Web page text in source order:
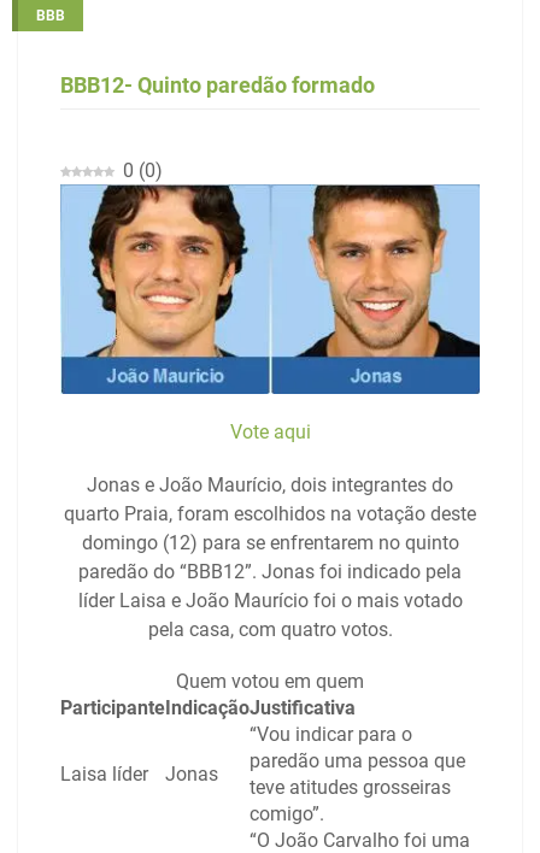
BBB
BBB12- Quinto paredão formado
0 (0)
Vote aqui
Jonas e João Maurício, dois integrantes do
quarto Praia, foram escolhidos na votação deste
domingo (12) para se enfrentarem no quinto
paredão do “BBB12”. Jonas foi indicado pela
líder Laisa e João Maurício foi o mais votado
pela casa, com quatro votos.
Quem votou em quem
ParticipanteIndicaçãoJustificativa
Laisa líder Jonas
“Vou indicar para o
paredão uma pessoa que
teve atitudes grosseiras
comigo”.
“O João Carvalho foi uma